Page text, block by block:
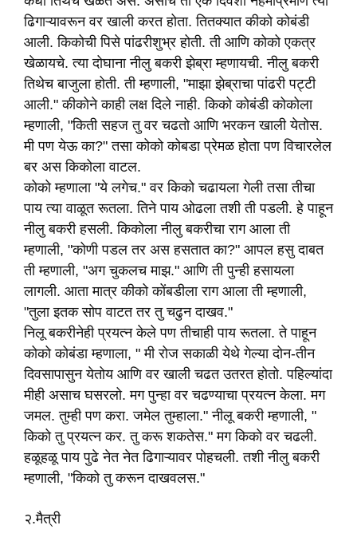
ढिगाऱ्यावरून वर खाली करत होता. तितक्यात कीको कोबंडी
आली. किकोची पिसे पांढरीशुभ्र होती. ती आणि कोको एकत्र
खेळायचे. त्या दोघाना नीलु बकरी झेब्रा म्हणायची. नीलु बकरी
तिथेच बाजुला होती. ती म्हणाली, "माझा झेब्राचा पांढरी पट्टी
आली." कीकोने काही लक्ष दिले नाही. किको कोबंडी कोकोला
म्हणाली, "किती सहज तु वर चढतो आणि भरकन खाली येतोस.
मी पण येऊ का?" तसा कोको कोबडा प्रेमळ होता पण विचारलेल
बर अस किकोला वाटल.
कोको म्हणाला "ये लगेच." वर किको चढायला गेली तसा तीचा
पाय त्या वाळूत रूतला. तिने पाय ओढला तशी ती पडली. हे पाहून
नीलु बकरी हसली. किकोला नीलु बकरीचा राग आला ती
म्हणाली, "कोणी पडल तर अस हसतात का?" आपल हसु दाबत
ती म्हणाली, "अग चुकलच माझ." आणि ती पुन्ही हसायला
लागली. आता मात्र कीको कोंबडीला राग आला ती म्हणाली,
"तुला इतक सोप वाटत तर तु चढुन दाखव."
निलू बकरीनेही प्रयत्न केले पण तीचाही पाय रूतला. ते पाहून
कोको कोबंडा म्हणाला, " मी रोज सकाळी येथे गेल्या दोन-तीन
दिवसापासुन येतोय आणि वर खाली चढत उतरत होतो. पहिल्यांदा
मीही असाच घसरलो. मग पुन्हा वर चढण्याचा प्रयत्न केला. मग
जमल. तुम्ही पण करा. जमेल तुम्हाला." नीलू बकरी म्हणाली, "
किको तु प्रयत्न कर. तु करू शकतेस." मग किको वर चढली.
हळूहळू पाय पुढे नेत नेत ढिगाऱ्यावर पोहचली. तशी नीलु बकरी
म्हणाली, "किको तु करून दाखवलस."
२.मैत्री